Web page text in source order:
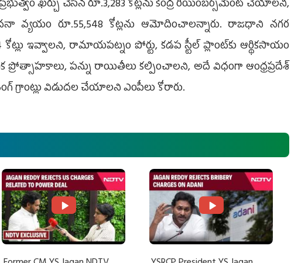
ఖర్చు చేసిన రూ.3,283 కోట్లను కేంద్ర రీయింబర్స్‌మెంట్‌ చేయాలని,
వ్యయం రూ.55,548 కోట్లను ఆమోదించాలన్నారు. రాజధాని నగర
ఇవ్వాలని, రామాయపట్నం పోర్టు, కడప స్టీల్‌ ప్లాంట్‌కు ఆర్థికసాయం
ప్రోత్సాహకాలు, పన్ను రాయితీలు కల్పించాలని, అదే విధంగా ఆంధ్రప్రదేశ్‌
గ్రాంట్లు విడుదల చేయాలని ఎంపీలు కోరారు.